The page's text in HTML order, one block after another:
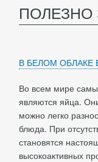
ПОЛЕЗНО
В БЕЛОМ
Во всем мире
являются яйца.
можно легко
блюда. При
становятся
высокоактивных